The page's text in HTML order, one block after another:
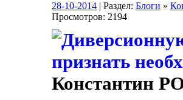
28-10-2014 | Раздел: Блоги »
Просмотров: 2194
Константин